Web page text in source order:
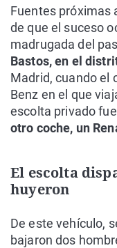
Fuentes próximas
de que el suceso
madrugada del
Bastos, en el
Madrid, cuando el
Benz en el que
escolta privado fue
otro coche, un
El escolta
huyeron
De este vehículo,
bajaron dos